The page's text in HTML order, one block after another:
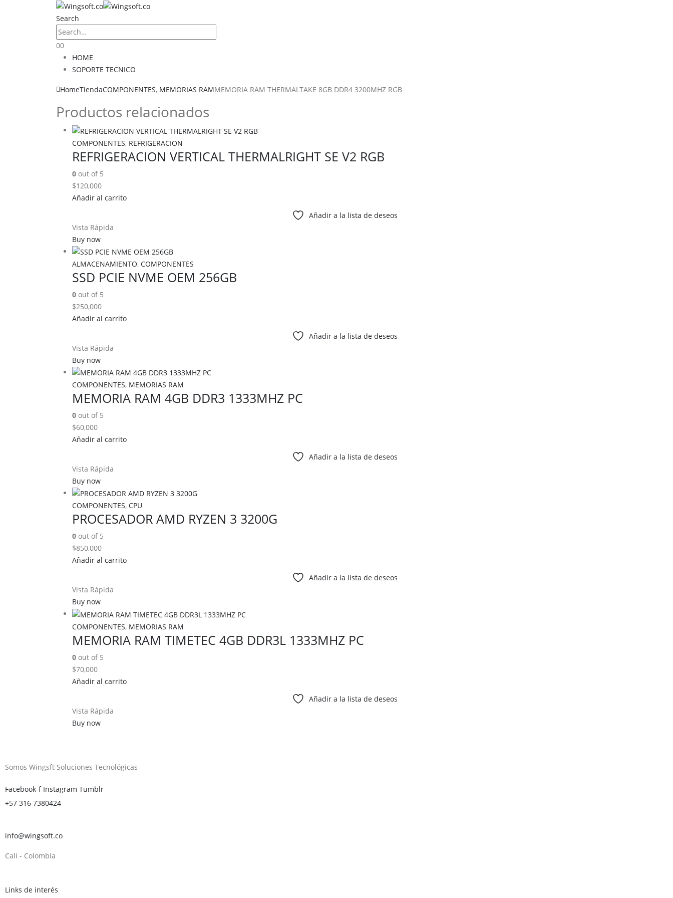
Search
00
HOME
SOPORTE TECNICO
HomeTiendaCOMPONENTES, MEMORIAS RAMMEMORIA RAM THERMALTAKE 8GB DDR4 3200MHZ RGB
Productos relacionados
COMPONENTES, REFRIGERACION
REFRIGERACION VERTICAL THERMALRIGHT SE V2 RGB
0 out of 5
$120,000
Añadir al carrito
Añadir a la lista de deseos
Vista Rápida
Buy now
ALMACENAMIENTO, COMPONENTES
SSD PCIE NVME OEM 256GB
0 out of 5
$250,000
Añadir al carrito
Añadir a la lista de deseos
Vista Rápida
Buy now
COMPONENTES, MEMORIAS RAM
MEMORIA RAM 4GB DDR3 1333MHZ PC
0 out of 5
$60,000
Añadir al carrito
Añadir a la lista de deseos
Vista Rápida
Buy now
COMPONENTES, CPU
PROCESADOR AMD RYZEN 3 3200G
0 out of 5
$850,000
Añadir al carrito
Añadir a la lista de deseos
Vista Rápida
Buy now
COMPONENTES, MEMORIAS RAM
MEMORIA RAM TIMETEC 4GB DDR3L 1333MHZ PC
0 out of 5
$70,000
Añadir al carrito
Añadir a la lista de deseos
Vista Rápida
Buy now
Somos Wingsft Soluciones Tecnológicas
Facebook-f Instagram Tumblr
+57 316 7380424
info@wingsoft.co
Cali - Colombia
Links de interés